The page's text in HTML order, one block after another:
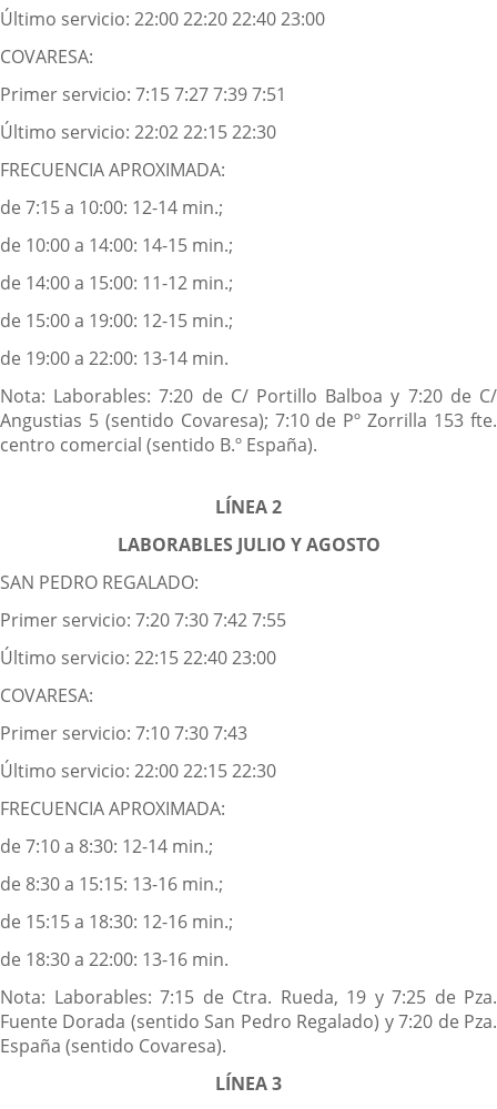
Último servicio: 22:00 22:20 22:40 23:00
COVARESA:
Primer servicio: 7:15 7:27 7:39 7:51
Último servicio: 22:02 22:15 22:30
FRECUENCIA APROXIMADA:
de 7:15 a 10:00: 12-14 min.;
de 10:00 a 14:00: 14-15 min.;
de 14:00 a 15:00: 11-12 min.;
de 15:00 a 19:00: 12-15 min.;
de 19:00 a 22:00: 13-14 min.
Nota: Laborables: 7:20 de C/ Portillo Balboa y 7:20 de C/
Angustias 5 (sentido Covaresa); 7:10 de Pº Zorrilla 153 fte.
centro comercial (sentido B.º España).
LÍNEA 2
LABORABLES JULIO Y AGOSTO
SAN PEDRO REGALADO:
Primer servicio: 7:20 7:30 7:42 7:55
Último servicio: 22:15 22:40 23:00
COVARESA:
Primer servicio: 7:10 7:30 7:43
Último servicio: 22:00 22:15 22:30
FRECUENCIA APROXIMADA:
de 7:10 a 8:30: 12-14 min.;
de 8:30 a 15:15: 13-16 min.;
de 15:15 a 18:30: 12-16 min.;
de 18:30 a 22:00: 13-16 min.
Nota: Laborables: 7:15 de Ctra. Rueda, 19 y 7:25 de Pza.
Fuente Dorada (sentido San Pedro Regalado) y 7:20 de Pza.
España (sentido Covaresa).
LÍNEA 3